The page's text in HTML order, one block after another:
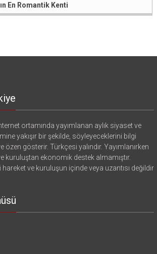
En Romantik Kenti
ortamında yayımlanan aylık siyaset ve
yakışır bir şekilde, söyleyeceklerini bilgi
özen gösterir. Türkçesi yalındır. Yayımlanırken
kuruluştan ekonomik destek almamıştır.
ve kuruluşun içinde veya uzantısı değildir